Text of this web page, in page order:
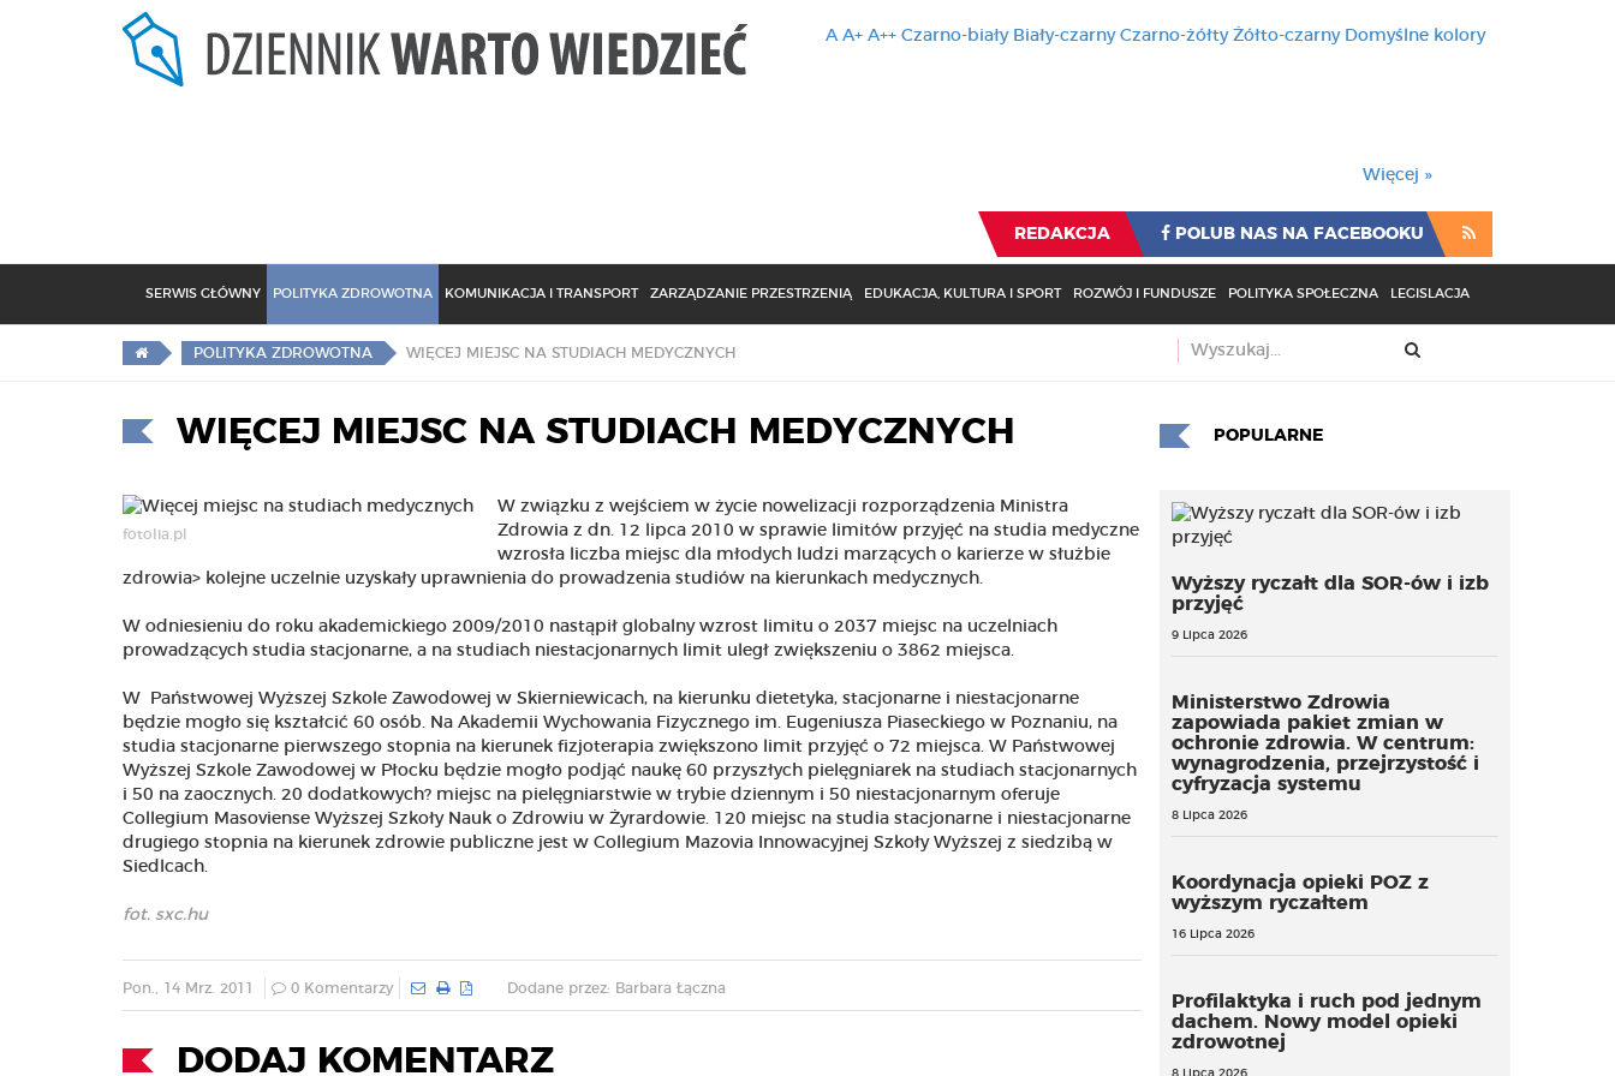
A A+ A++ Czarno-biały Biały-czarny Czarno-żółty Żółto-czarny Domyślne kolory
Więcej »
REDAKCJA POLUB NAS NA FACEBOOKU
SERWIS GŁÓWNY POLITYKA ZDROWOTNA KOMUNIKACJA I TRANSPORT ZARZĄDZANIE PRZESTRZENIĄ EDUKACJA, KULTURA I SPORT ROZWÓJ I FUNDUSZE POLITYKA SPOŁECZNA LEGISLACJA
POLITYKA ZDROWOTNA WIĘCEJ MIEJSC NA STUDIACH MEDYCZNYCH
WIĘCEJ MIEJSC NA STUDIACH MEDYCZNYCH
fotolia.pl
W związku z wejściem w życie nowelizacji rozporządzenia Ministra
Zdrowia z dn. 12 lipca 2010 w sprawie limitów przyjęć na studia medyczne
wzrosła liczba miejsc dla młodych ludzi marzących o karierze w służbie
zdrowia> kolejne uczelnie uzyskały uprawnienia do prowadzenia studiów na kierunkach medycznych.
W odniesieniu do roku akademickiego 2009/2010 nastąpił globalny wzrost limitu o 2037 miejsc na uczelniach
prowadzących studia stacjonarne, a na studiach niestacjonarnych limit uległ zwiększeniu o 3862 miejsca.
W Państwowej Wyższej Szkole Zawodowej w Skierniewicach, na kierunku dietetyka, stacjonarne i niestacjonarne
będzie mogło się kształcić 60 osób. Na Akademii Wychowania Fizycznego im. Eugeniusza Piaseckiego w Poznaniu, na
studia stacjonarne pierwszego stopnia na kierunek fizjoterapia zwiększono limit przyjęć o 72 miejsca. W Państwowej
Wyższej Szkole Zawodowej w Płocku będzie mogło podjąć naukę 60 przyszłych pielęgniarek na studiach stacjonarnych
i 50 na zaocznych. 20 dodatkowych? miejsc na pielęgniarstwie w trybie dziennym i 50 niestacjonarnym oferuje
Collegium Masoviense Wyższej Szkoły Nauk o Zdrowiu w Żyrardowie. 120 miejsc na studia stacjonarne i niestacjonarne
drugiego stopnia na kierunek zdrowie publiczne jest w Collegium Mazovia Innowacyjnej Szkoły Wyższej z siedzibą w
Siedlcach.
fot. sxc.hu
Pon., 14 Mrz. 2011 0 Komentarzy Dodane przez: Barbara Łączna
DODAJ KOMENTARZ
POPULARNE
Wyższy ryczałt dla SOR-ów i izb
przyjęć
9 Lipca 2026
Ministerstwo Zdrowia
zapowiada pakiet zmian w
ochronie zdrowia. W centrum:
wynagrodzenia, przejrzystość i
cyfryzacja systemu
8 Lipca 2026
Koordynacja opieki POZ z
wyższym ryczałtem
16 Lipca 2026
Profilaktyka i ruch pod jednym
dachem. Nowy model opieki
zdrowotnej
8 Lipca 2026